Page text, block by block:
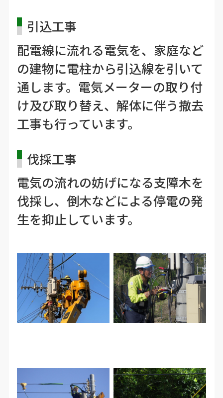
引込工事
配電線に流れる電気を、家庭など
の建物に電柱から引込線を引いて
通します。電気メーターの取り付
け及び取り替え、解体に伴う撤去
工事も行っています。
伐採工事
電気の流れの妨げになる支障木を
伐採し、倒木などによる停電の発
生を抑止しています。